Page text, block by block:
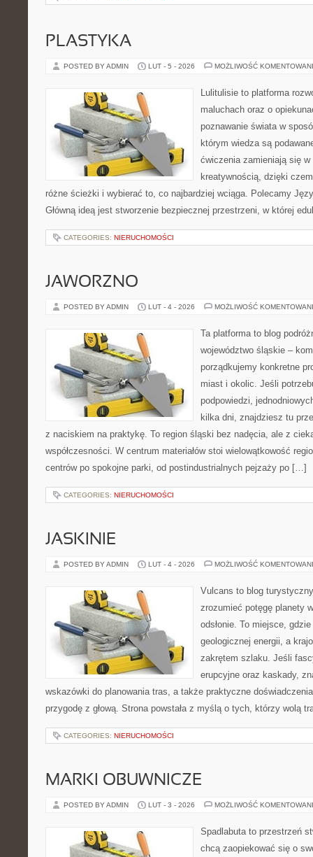
PLASTYKA
POSTED BY ADMIN LUT - 5 - 2026 MOŻLIWOŚĆ
Lulitulisie to platforma
maluchach oraz o
poznawanie świata w
którym wiedza są
ćwiczenia zamieniają się
kreatywnością, dzięki
różne ścieżki i wybierać to, co najbardziej wciąga. Polecamy
Główną ideą jest stworzenie bezpiecznej przestrzeni, w której
CATEGORIES: NIERUCHOMOŚCI
JAWORZNO
POSTED BY ADMIN LUT - 4 - 2026 MOŻLIWOŚĆ
Ta platforma to blog
województwo śląskie –
porządkujemy konkretne
miast i okolic. Jeśli
podpowiedzi,
kilka dni, znajdziesz tu
z naciskiem na praktykę. To region śląski bez nadęcia, ale z
współczesności. W centrum materiałów stoi wielowątkowość
centrów po spokojne parki, od postindustrialnych pejzaży po […]
CATEGORIES: NIERUCHOMOŚCI
JASKINIE
POSTED BY ADMIN LUT - 4 - 2026 MOŻLIWOŚĆ
Vulcans to blog
zrozumieć potęgę planety
odsłonie. To miejsce,
geologicznej energii, a
zakrętem szlaku. Jeśli
erupcyjne oraz kaskady,
wskazówki do planowania tras, a także praktyczne
przygodę z głową. Strona powstała z myślą o tych, którzy wolą
CATEGORIES: NIERUCHOMOŚCI
MARKI OBUWNICZE
POSTED BY ADMIN LUT - 3 - 2026 MOŻLIWOŚĆ
Spadlabuta to przestrzeń
chcą zaopiekować się o